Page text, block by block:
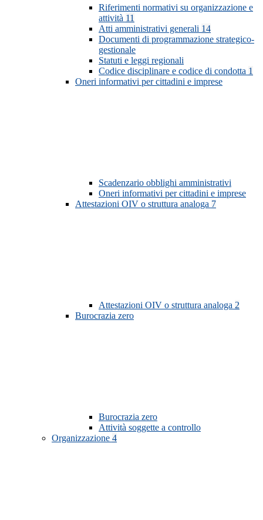
Riferimenti normativi su organizzazione e
attività 11
Atti amministrativi generali 14
Documenti di programmazione strategico-
gestionale
Statuti e leggi regionali
Codice disciplinare e codice di condotta 1
Oneri informativi per cittadini e imprese
Scadenzario obblighi amministrativi
Oneri informativi per cittadini e imprese
Attestazioni OIV o struttura analoga 7
Attestazioni OIV o struttura analoga 2
Burocrazia zero
Burocrazia zero
Attività soggette a controllo
Organizzazione 4